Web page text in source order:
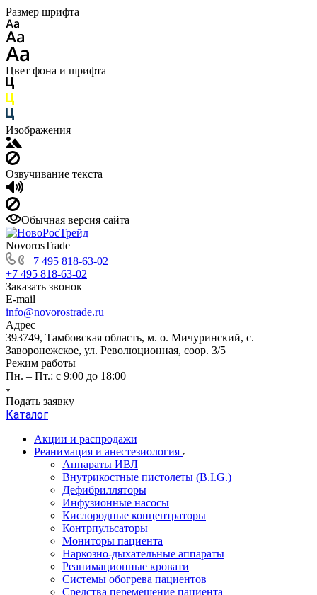
Размер шрифта
Цвет фона и шрифта
Изображения
Озвучивание текста
Обычная версия сайта
NovorosTrade
+7 495 818-63-02
+7 495 818-63-02
Заказать звонок
E-mail
info@novorostrade.ru
Адрес
393749, Тамбовская область, м. о. Мичуринский, с.
Заворонежское, ул. Революционная, соор. 3/5
Режим работы
Пн. – Пт.: с 9:00 до 18:00
Подать заявку
Каталог
Акции и распродажи
Реанимация и анестезиология
Аппараты ИВЛ
Внутрикостные пистолеты (B.I.G.)
Дефибрилляторы
Инфузионные насосы
Кислородные концентраторы
Контрпульсаторы
Мониторы пациента
Наркозно-дыхательные аппараты
Реанимационные кровати
Системы обогрева пациентов
Средства перемещение пациента